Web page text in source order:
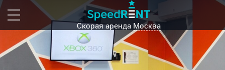
Скорая аренда Москва